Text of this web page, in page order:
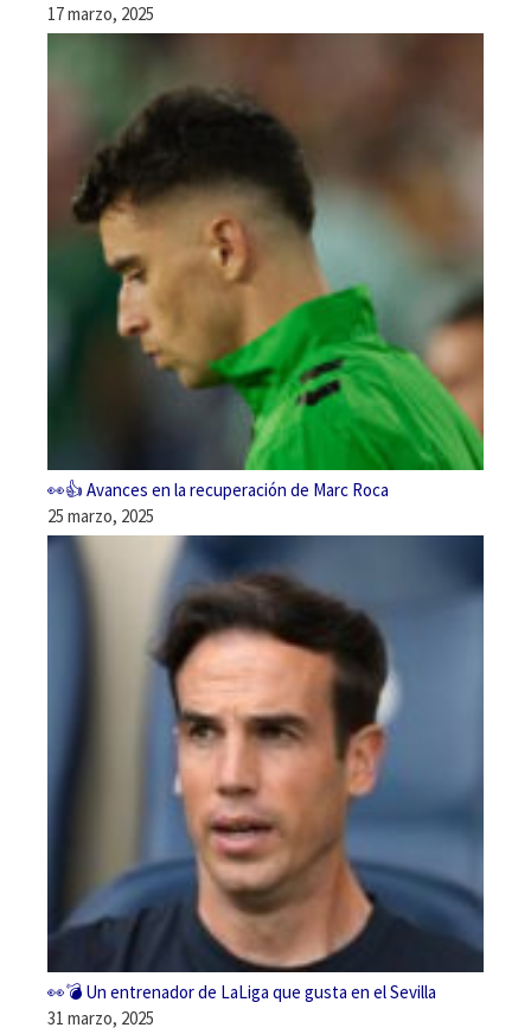
17 marzo, 2025
👀👍 Avances en la recuperación de Marc Roca
25 marzo, 2025
👀💣 Un entrenador de LaLiga que gusta en el Sevilla
31 marzo, 2025